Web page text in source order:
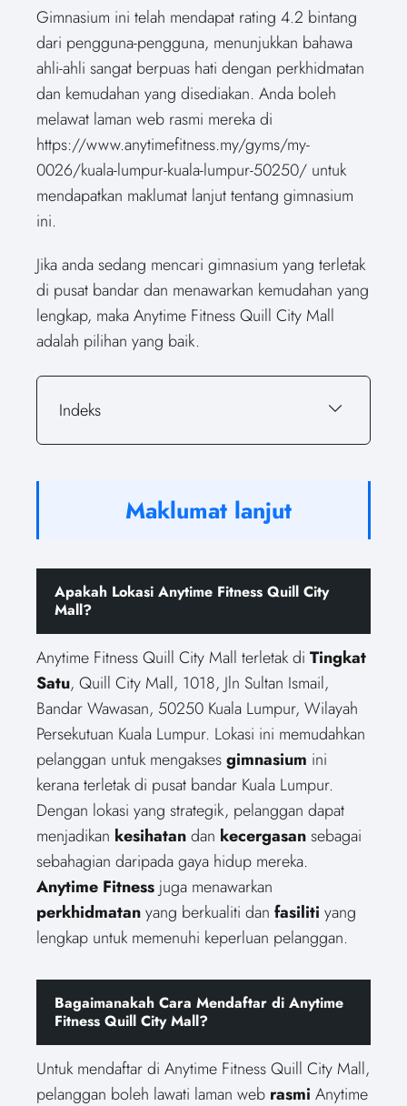
Gimnasium ini telah mendapat rating 4.2 bintang
dari pengguna-pengguna, menunjukkan bahawa
ahli-ahli sangat berpuas hati dengan perkhidmatan
dan kemudahan yang disediakan. Anda boleh
melawat laman web rasmi mereka di
https://www.anytimefitness.my/gyms/my-
0026/kuala-lumpur-kuala-lumpur-50250/ untuk
mendapatkan maklumat lanjut tentang gimnasium
ini.
Jika anda sedang mencari gimnasium yang terletak
di pusat bandar dan menawarkan kemudahan yang
lengkap, maka Anytime Fitness Quill City Mall
adalah pilihan yang baik.
Indeks
Maklumat lanjut
Apakah Lokasi Anytime Fitness Quill City
Mall?
Anytime Fitness Quill City Mall terletak di Tingkat
Satu, Quill City Mall, 1018, Jln Sultan Ismail,
Bandar Wawasan, 50250 Kuala Lumpur, Wilayah
Persekutuan Kuala Lumpur. Lokasi ini memudahkan
pelanggan untuk mengaksesgimnasium ini
kerana terletak di pusat bandar Kuala Lumpur.
Dengan lokasi yang strategik, pelanggan dapat
menjadikan kesihatandan kecergasansebagai
sebahagian daripada gaya hidup mereka.
Anytime Fitness juga menawarkan
perkhidmatanyang berkualiti dan fasiliti yang
lengkap untuk memenuhi keperluan pelanggan.
Bagaimanakah Cara Mendaftar di Anytime
Fitness Quill City Mall?
Untuk mendaftar di Anytime Fitness Quill City Mall,
pelanggan boleh lawati laman web rasmi Anytime